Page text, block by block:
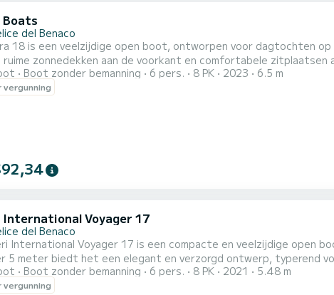
del Benaco
18 is een veelzijdige open boot, ontworpen voor dagtochten
zonnedekken aan de voorkant en comfortabele
met elektrische motor combineert het comfort van geruisloos
een ecologische en emissievrije vaarervaring. Dankzij de
Boot zonder bemanning 6 pers. 8 PK 2023 6.5 m
vergunning
International Voyager 17
del Benaco
International Voyager 17 is een compacte en veelzijdige open
5 meter biedt het een elegant en verzorgd ontwerp, typerend
zorgt voor gemakkelijke beweging aan boord en goede leefbaarheid
motor is de Voyager 17 bijzonder stil, milieuvriendelijk en ideaal
Boot zonder bemanning 6 pers. 8 PK 2021 5.48 m
vergunning